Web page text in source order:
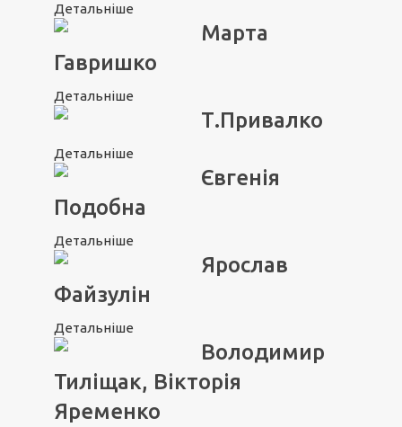
Детальніше
Марта
Гавришко
Детальніше
Т.Привалко
Детальніше
Євгенія
Подобна
Детальніше
Ярослав
Файзулін
Детальніше
Володимир
Тиліщак, Вікторія
Яременко